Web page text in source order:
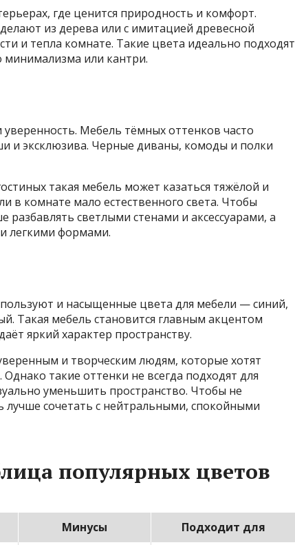
где ценится природность и комфорт.
из дерева или с имитацией древесной
и тепла комнате. Такие цвета идеально подходят
минимализма или кантри.
Мебель тёмных оттенков часто
и эксклюзива. Черные диваны, комоды и полки
такая мебель может казаться тяжёлой и
в комнате мало естественного света. Чтобы
разбавлять светлыми стенами и аксессуарами, а
легкими формами.
и насыщенные цвета для мебели — синий,
Такая мебель становится главным акцентом
яркий характер пространству.
и творческим людям, которые хотят
такие оттенки не всегда подходят для
уменьшить пространство. Чтобы не
лучше сочетать с нейтральными, спокойными
популярных цветов
Минусы
Подходит для